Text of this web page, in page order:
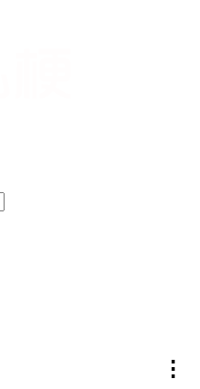
⋮